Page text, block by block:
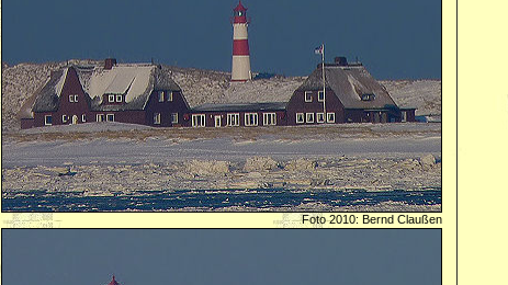
Foto 2010: Bernd Claußen